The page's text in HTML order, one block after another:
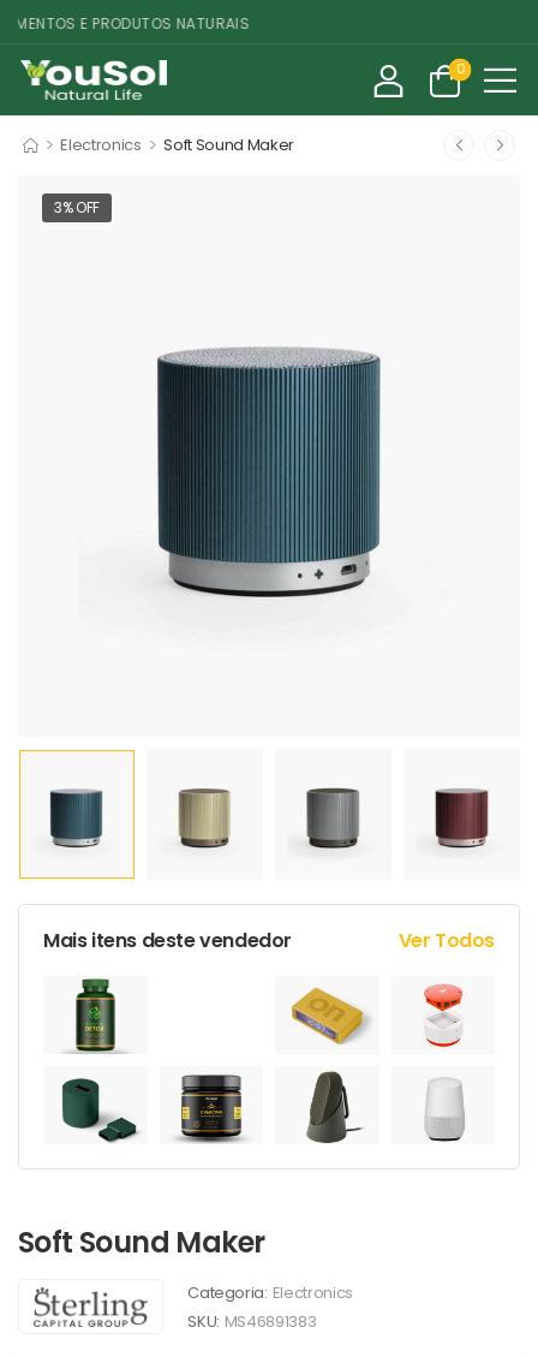
E PRODUTOS NATURAIS
0
> Electronics > Soft Sound Maker
3% OFF
Mais itens deste vendedor Ver Todos
Soft Sound Maker
Categoria: Electronics
SKU: MS46891383